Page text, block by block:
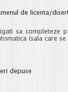
de licenta/
sa
(sala care
depuse